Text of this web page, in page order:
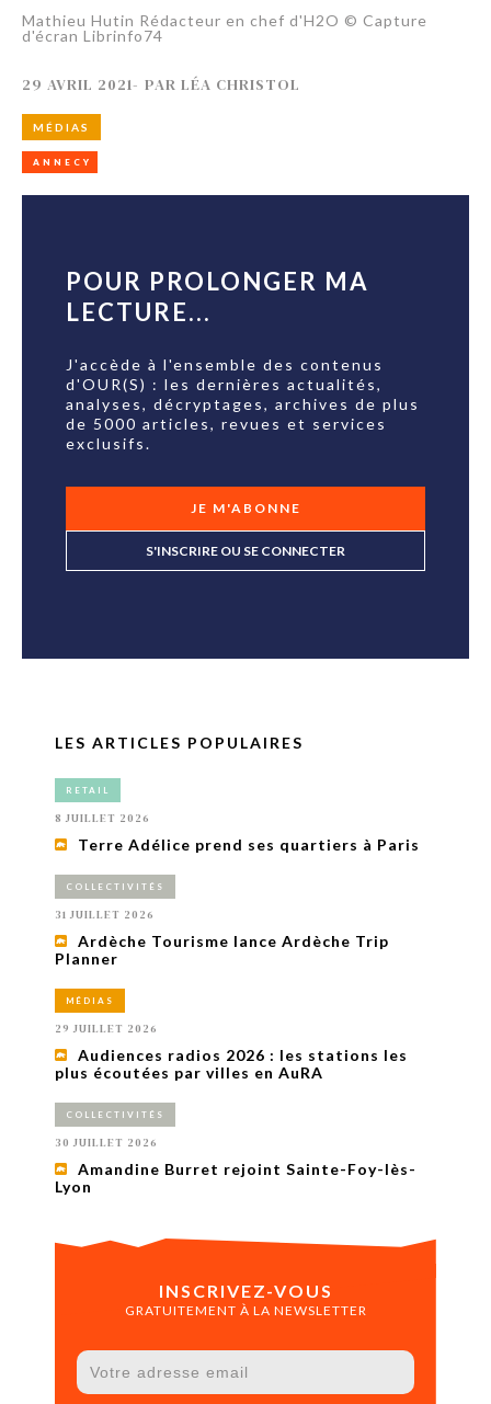
Mathieu Hutin Rédacteur en chef d'H2O © Capture
d'écran Librinfo74
29 AVRIL 2021- PAR LÉA CHRISTOL
MÉDIAS
ANNECY
POUR PROLONGER MA
LECTURE...
J'accède à l'ensemble des contenus
d'OUR(S) : les dernières actualités,
analyses, décryptages, archives de plus
de 5000 articles, revues et services
exclusifs.
JE M'ABONNE
S'INSCRIRE OU SE CONNECTER
LES ARTICLES POPULAIRES
RETAIL
8 JUILLET 2026
Terre Adélice prend ses quartiers à Paris
COLLECTIVITÉS
31 JUILLET 2026
Ardèche Tourisme lance Ardèche Trip
Planner
MÉDIAS
29 JUILLET 2026
Audiences radios 2026 : les stations les
plus écoutées par villes en AuRA
COLLECTIVITÉS
30 JUILLET 2026
Amandine Burret rejoint Sainte-Foy-lès-
Lyon
INSCRIVEZ-VOUS
GRATUITEMENT À LA NEWSLETTER